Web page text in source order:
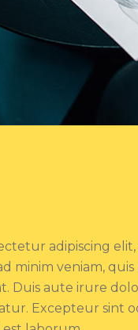
adipiscing
minim veniam,
Duis aute irure
Excepteur sint